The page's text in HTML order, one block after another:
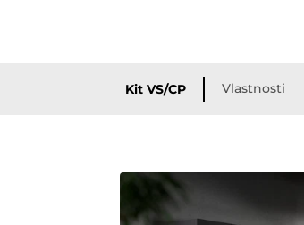
Kit VS/CP Vlastnosti